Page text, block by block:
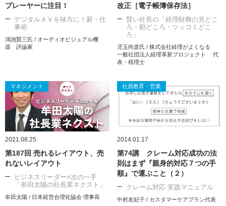
プレーヤーに注目！
デジタルＡＶを味方に！新・仕
事術
鴻池賢三氏 / オーディオビジュアル機
器 評論家
改正［電子帳簿保存法］
賢い社長の「経理財務の見どこ
ろ・勘どころ・ツッコミどこ
ろ」
児玉尚彦氏 / 株式会社経理がよくなる
一般社団法人経理革新プロジェクト 代
表・税理士
マネジメント
2021.08.25
第187回 売れるレイアウト、売
れないレイアウト
ビジネスリーダー×次の一手
「牟田太陽の社長業ネクスト」
牟田太陽 / 日本経営合理化協会 理事長
社員教育・営業
2014.01.17
第74講 クレーム対応成功の法
則はまず『親身的対応７つの手
順』で運ぶこと（２）
クレーム対応 実践マニュアル
中村友妃子 / カスタマーケアプラン代表